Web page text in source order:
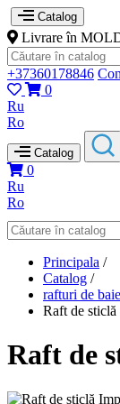
Catalog
Livrare în
+37360178846
0
Ru
Ro
Catalog
0
Ru
Ro
Principala /
Catalog /
rafturi de baie
Raft de
Raft de